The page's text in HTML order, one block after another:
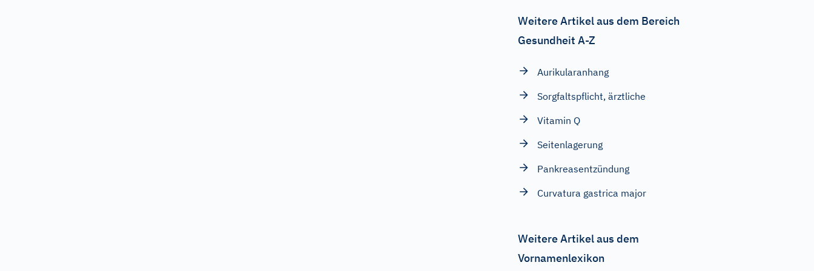
Weitere Artikel aus dem Bereich
Gesundheit A-Z
Aurikularanhang
Sorgfaltspflicht, ärztliche
Vitamin Q
Seitenlagerung
Pankreasentzündung
Curvatura gastrica major
Weitere Artikel aus dem
Vornamenlexikon